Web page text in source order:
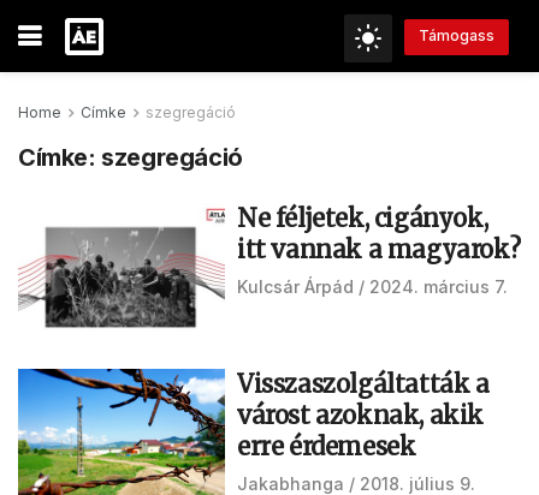
Támogass
Home Címke szegregáció
Címke: szegregáció
Ne féljetek, cigányok,
itt vannak a magyarok?
Kulcsár Árpád 2024. március 7.
Visszaszolgáltatták a
várost azoknak, akik
erre érdemesek
Jakabhanga 2018. július 9.